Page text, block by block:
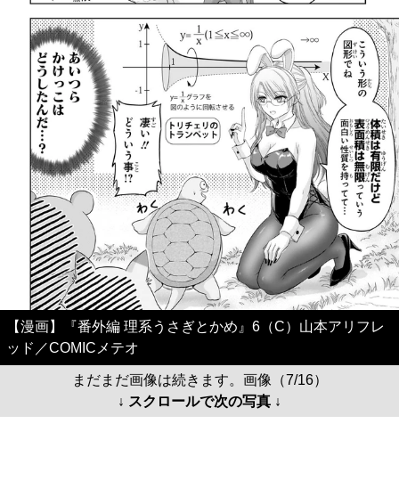
【漫画】『番外編 理系うさぎとかめ』6（C）山本アリフレ
ッド／COMICメテオ
まだまだ画像は続きます。画像（7/16）
↓ スクロールで次の写真 ↓